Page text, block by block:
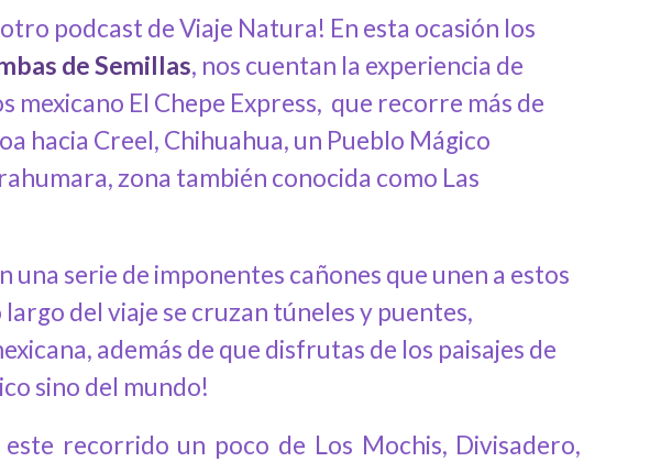
podcast de Viaje Natura! En esta ocasión los
de Semillas, nos cuentan la experiencia de
El Chepe Express, que recorre más de
hacia Creel, Chihuahua, un Pueblo Mágico
zona también conocida como Las
una serie de imponentes cañones que unen a estos
del viaje se cruzan túneles y puentes,
además de que disfrutas de los paisajes de
sino del mundo!
recorrido un poco de Los Mochis, Divisadero,